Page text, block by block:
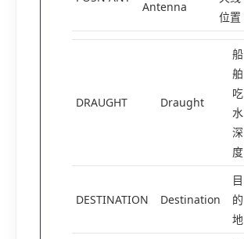
Antenna
位置
DRAUGHT Draught
船
舶
吃
水
深
度
DESTINATION Destination
目
的
地